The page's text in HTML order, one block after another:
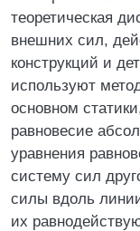
теоретическая
внешних сил,
конструкций и
используют
основном
равновесие
уравнения
систему сил
силы вдоль
их